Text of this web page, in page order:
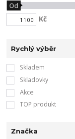
Kč
Od
Rychlý výběr
Skladem
Skladovky
Akce
TOP produkt
Značka